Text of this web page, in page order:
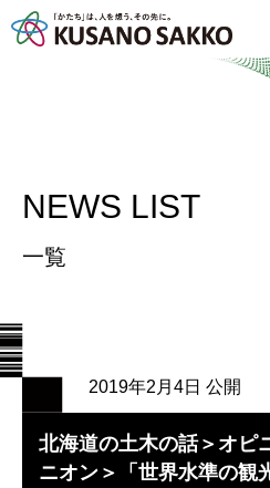
NEWS LIST
一覧
2019年2月4日 公開
北海道の土木の話＞オピ
ニオン＞「世界水準の観